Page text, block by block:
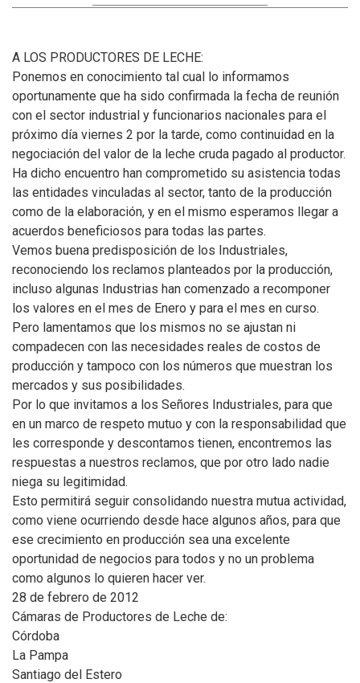
A LOS PRODUCTORES DE LECHE:
Ponemos en conocimiento tal cual lo informamos
oportunamente que ha sido confirmada la fecha de reunión
con el sector industrial y funcionarios nacionales para el
próximo día viernes 2 por la tarde, como continuidad en la
negociación del valor de la leche cruda pagado al productor.
Ha dicho encuentro han comprometido su asistencia todas
las entidades vinculadas al sector, tanto de la producción
como de la elaboración, y en el mismo esperamos llegar a
acuerdos beneficiosos para todas las partes.
Vemos buena predisposición de los Industriales,
reconociendo los reclamos planteados por la producción,
incluso algunas Industrias han comenzado a recomponer
los valores en el mes de Enero y para el mes en curso.
Pero lamentamos que los mismos no se ajustan ni
compadecen con las necesidades reales de costos de
producción y tampoco con los números que muestran los
mercados y sus posibilidades.
Por lo que invitamos a los Señores Industriales, para que
en un marco de respeto mutuo y con la responsabilidad que
les corresponde y descontamos tienen, encontremos las
respuestas a nuestros reclamos, que por otro lado nadie
niega su legitimidad.
Esto permitirá seguir consolidando nuestra mutua actividad,
como viene ocurriendo desde hace algunos años, para que
ese crecimiento en producción sea una excelente
oportunidad de negocios para todos y no un problema
como algunos lo quieren hacer ver.
28 de febrero de 2012
Cámaras de Productores de Leche de:
Córdoba
La Pampa
Santiago del Estero